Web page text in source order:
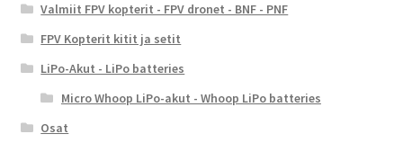
Valmiit FPV kopterit - FPV dronet - BNF - PNF
FPV Kopterit kitit ja setit
LiPo-Akut - LiPo batteries
Micro Whoop LiPo-akut - Whoop LiPo batteries
Osat